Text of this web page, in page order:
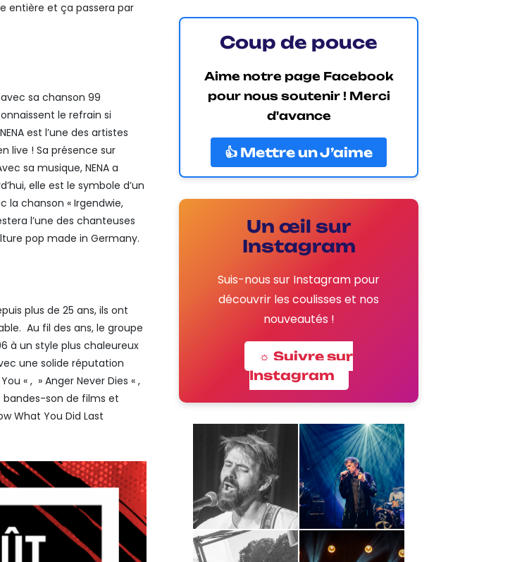
entière et ça passera par
sa chanson 99
le refrain si
est l’une des artistes
live ! Sa présence sur
sa musique, NENA a
elle est le symbole d’un
la chanson « Irgendwie,
l’une des chanteuses
pop made in Germany.
plus de 25 ans, ils ont
Au fil des ans, le groupe
à un style plus chaleureux
une solide réputation
« , » Anger Never Dies « ,
bandes-son de films et
What You Did Last
Coup de pouce
Aime notre page Facebook
pour nous soutenir ! Merci
d'avance
👍 Mettre un J’aime
Un œil sur
Instagram
Suis-nous sur Instagram pour
découvrir les coulisses et nos
nouveautés !
☼ Suivre sur
Instagram